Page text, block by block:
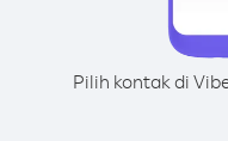
Pilih kontak di